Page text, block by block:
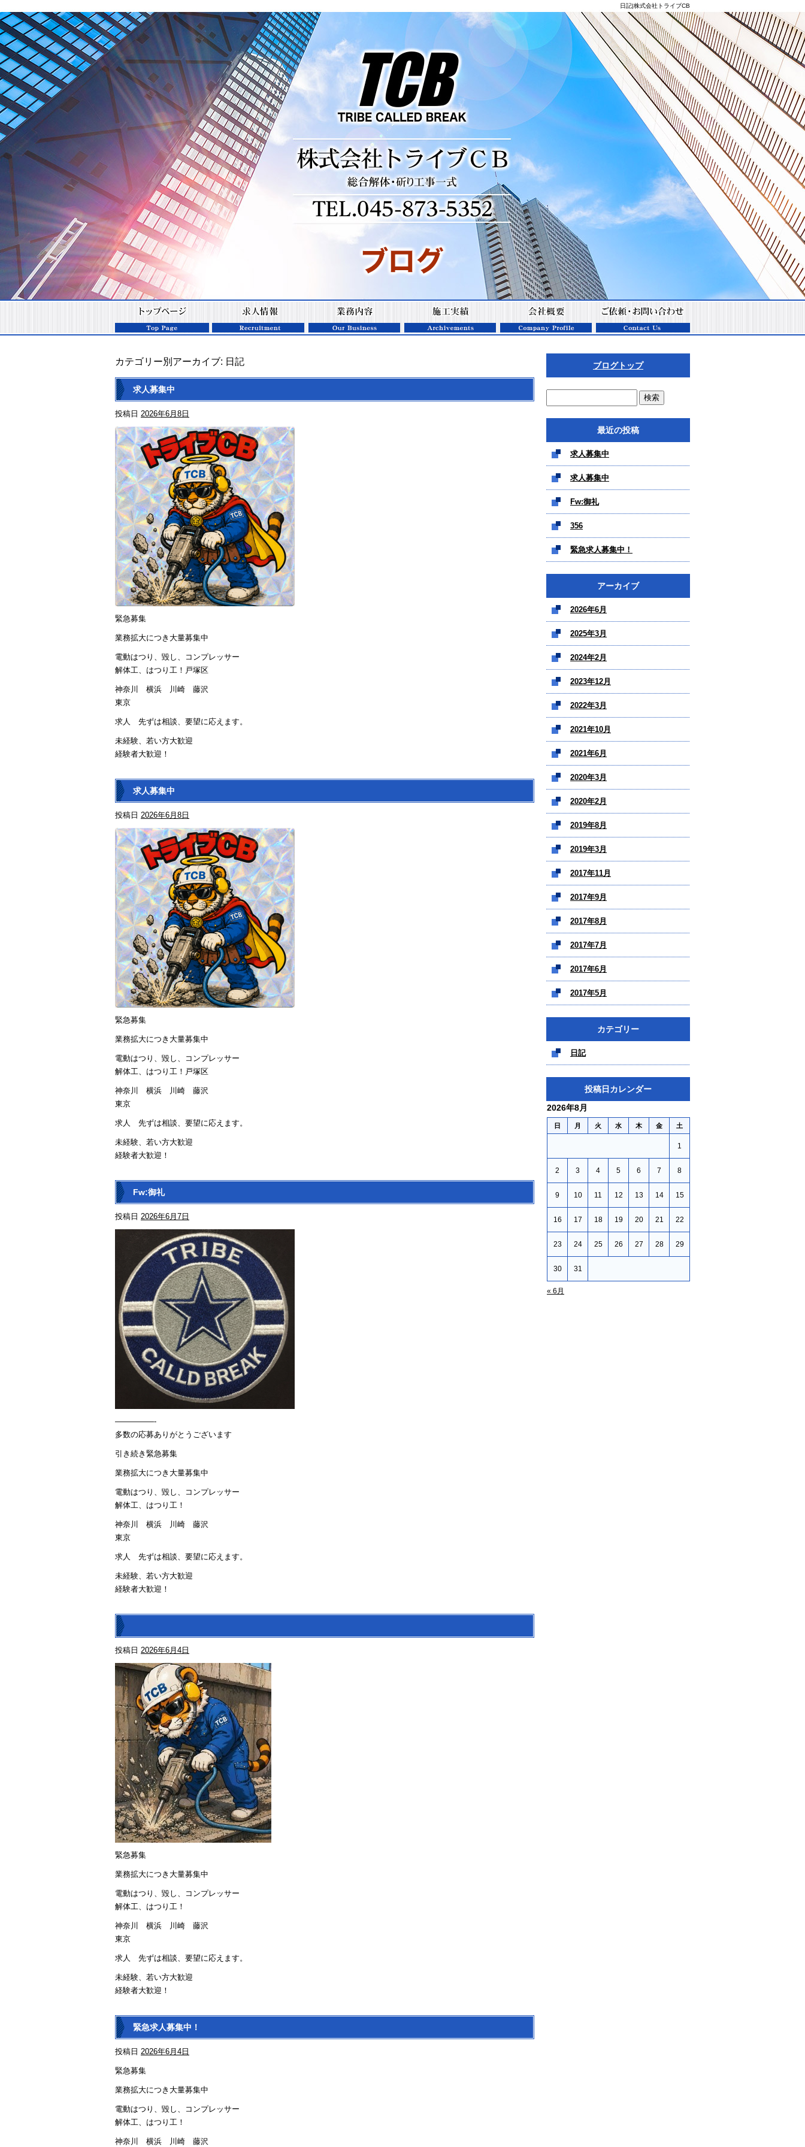
日記|株式会社トライブCB
カテゴリー別アーカイブ: 日記
求人募集中
投稿日 2026年6月8日
緊急募集
業務拡大につき大量募集中
電動はつり、毀し、コンプレッサー
解体工、はつり工！戸塚区
神奈川 横浜 川崎 藤沢
東京
求人 先ずは相談、要望に応えます。
未経験、若い方大歓迎
経験者大歓迎！
求人募集中
投稿日 2026年6月8日
緊急募集
業務拡大につき大量募集中
電動はつり、毀し、コンプレッサー
解体工、はつり工！戸塚区
神奈川 横浜 川崎 藤沢
東京
求人 先ずは相談、要望に応えます。
未経験、若い方大歓迎
経験者大歓迎！
Fw:御礼
投稿日 2026年6月7日
—————-
多数の応募ありがとうございます
引き続き緊急募集
業務拡大につき大量募集中
電動はつり、毀し、コンプレッサー
解体工、はつり工！
神奈川 横浜 川崎 藤沢
東京
求人 先ずは相談、要望に応えます。
未経験、若い方大歓迎
経験者大歓迎！
投稿日 2026年6月4日
緊急募集
業務拡大につき大量募集中
電動はつり、毀し、コンプレッサー
解体工、はつり工！
神奈川 横浜 川崎 藤沢
東京
求人 先ずは相談、要望に応えます。
未経験、若い方大歓迎
経験者大歓迎！
緊急求人募集中！
投稿日 2026年6月4日
緊急募集
業務拡大につき大量募集中
電動はつり、毀し、コンプレッサー
解体工、はつり工！
神奈川 横浜 川崎 藤沢
ブログトップ
最近の投稿
求人募集中
求人募集中
Fw:御礼
356
緊急求人募集中！
アーカイブ
2026年6月
2025年3月
2024年2月
2023年12月
2022年3月
2021年10月
2021年6月
2020年3月
2020年2月
2019年8月
2019年3月
2017年11月
2017年9月
2017年8月
2017年7月
2017年6月
2017年5月
カテゴリー
日記
投稿日カレンダー
2026年8月
日 月 火 水 木 金 土
« 6月
1
2 3 4 5 6 7 8
9 10 11 12 13 14 15
16 17 18 19 20 21 22
23 24 25 26 27 28 29
30 31